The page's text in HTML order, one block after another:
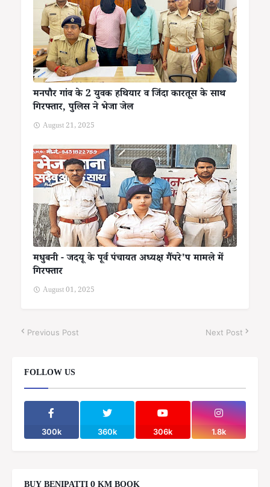
मनपौर गांव के 2 युवक हथियार व जिंदा कारतूस के साथ
गिरफ्तार, पुलिस ने भेजा जेल
August 21, 2025
मधुबनी - जदयू के पूर्व पंचायत अध्यक्ष गैंपरे'प मामले में
गिरफ्तार
August 01, 2025
Previous Post Next Post
FOLLOW US
300k 360k 306k 1.8k